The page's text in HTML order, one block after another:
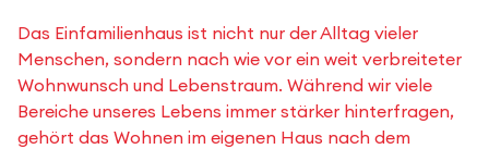
Das Einfamilienhaus ist nicht nur der Alltag vieler
Menschen, sondern nach wie vor ein weit verbreiteter
Wohnwunsch und Lebenstraum. Während wir viele
Bereiche unseres Lebens immer stärker hinterfragen,
gehört das Wohnen im eigenen Haus nach dem